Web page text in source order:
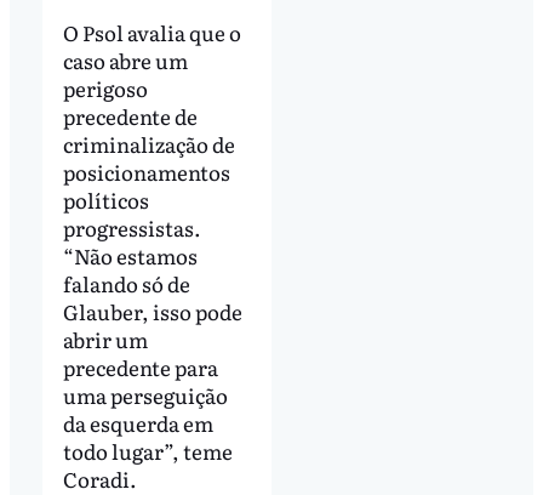
O Psol avalia que o
caso abre um
perigoso
precedente de
criminalização de
posicionamentos
políticos
progressistas.
“Não estamos
falando só de
Glauber, isso pode
abrir um
precedente para
uma perseguição
da esquerda em
todo lugar”, teme
Coradi.